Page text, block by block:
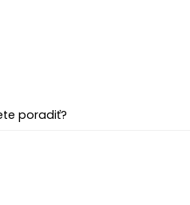
poradiť?